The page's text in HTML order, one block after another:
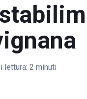
lettura: 2 minuti